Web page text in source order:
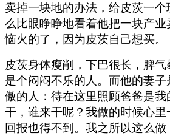
卖掉一块地的办法，给皮茨一
么比眼睁睁地看着他把一块产
恼火的了，因为皮茨自己想买。
皮茨身体瘦削，下巴很长，脾气
是个闷闷不乐的人。而他的妻
傲的人：待在这里照顾爸爸是
干，谁来干呢？我做的时候心里
回报也得不到。我之所以这么